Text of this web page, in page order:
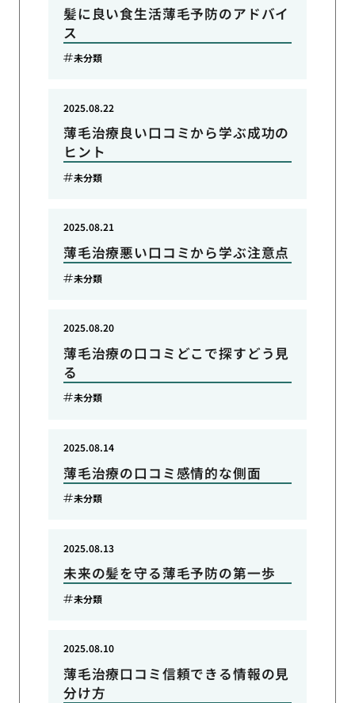
髪に良い食生活薄毛予防のアドバイ
ス
未分類
薄毛治療良い口コミから学ぶ成功の
ヒント
2025.08.22
未分類
薄毛治療悪い口コミから学ぶ注意点
2025.08.21
未分類
薄毛治療の口コミどこで探すどう見
る
2025.08.20
未分類
薄毛治療の口コミ感情的な側面
2025.08.14
未分類
未来の髪を守る薄毛予防の第一歩
2025.08.13
未分類
薄毛治療口コミ信頼できる情報の見
分け方
2025.08.10